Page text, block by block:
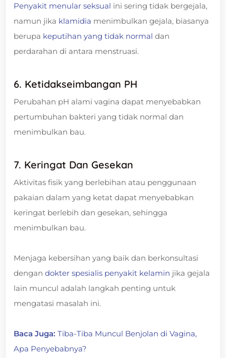
Penyakit menular seksual ini sering tidak bergejala,
namun jika klamidia menimbulkan gejala, biasanya
berupa keputihan yang tidak normal dan
perdarahan di antara menstruasi.
6. Ketidakseimbangan PH
Perubahan pH alami vagina dapat menyebabkan
pertumbuhan bakteri yang tidak normal dan
menimbulkan bau.
7. Keringat Dan Gesekan
Aktivitas fisik yang berlebihan atau penggunaan
pakaian dalam yang ketat dapat menyebabkan
keringat berlebih dan gesekan, sehingga
menimbulkan bau.
Menjaga kebersihan yang baik dan berkonsultasi
dengan dokter spesialis penyakit kelamin jika gejala
lain muncul adalah langkah penting untuk
mengatasi masalah ini.
Baca Juga: Tiba-Tiba Muncul Benjolan di Vagina,
Apa Penyebabnya?